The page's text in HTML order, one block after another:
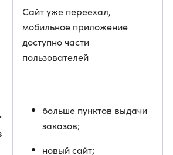
Сайт уже переехал,
мобильное приложение
доступно части
пользователей
больше пунктов выдачи
заказов;
новый сайт;